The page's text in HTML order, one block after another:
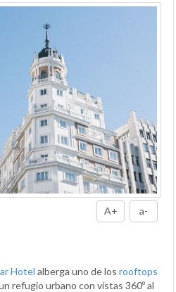
A+ a-
Hotel alberga uno de los rooftops
refugio urbano con vistas 360º al